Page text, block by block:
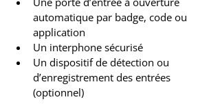
automatique par badge, code ou
application
Un interphone sécurisé
Un dispositif de détection ou
d’enregistrement des entrées
(optionnel)